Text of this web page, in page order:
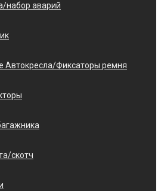
набор аварий
Автокресла/Фиксаторы ремня
скотч